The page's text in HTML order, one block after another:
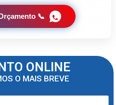
📞
ONLINE
O MAIS BREVE